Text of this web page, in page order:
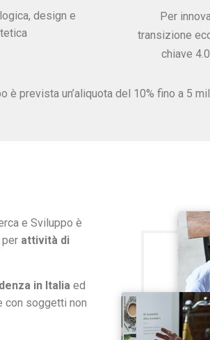
design e
Per
transizione
chiave
prevista un’aliquota del 10% fino a 5
e Sviluppo è
attività di
in Italiaed
con soggetti non